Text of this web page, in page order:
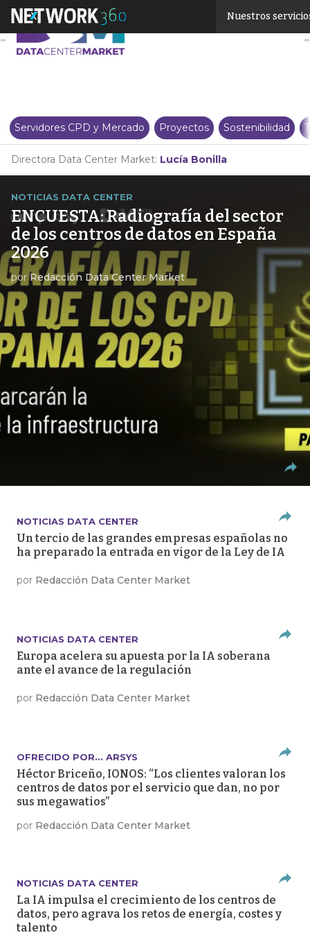
Nuestros
Servidores CPD y Mercado Proyectos Sostenibilidad
Directora Data Center Market: Lucía Bonilla
NOTICIAS DATA CENTER
ENCUESTA: Radiografía del sector
de los centros de datos en España
2026
porRedacción Data Center Market
NOTICIAS DATA CENTER
Un tercio de las grandes empresas españolas no
ha preparado la entrada en vigor de la Ley de IA
por Redacción Data Center Market
NOTICIAS DATA CENTER
Europa acelera su apuesta por la IA soberana
ante el avance de la regulación
por Redacción Data Center Market
OFRECIDO POR... ARSYS
Héctor Briceño, IONOS: “Los clientes valoran los
centros de datos por el servicio que dan, no por
sus megawatios”
por Redacción Data Center Market
NOTICIAS DATA CENTER
La IA impulsa el crecimiento de los centros de
datos, pero agrava los retos de energía, costes y
talento